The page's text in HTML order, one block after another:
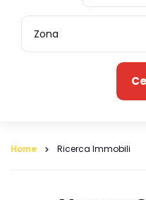
Zona
Home Ricerca Immobili